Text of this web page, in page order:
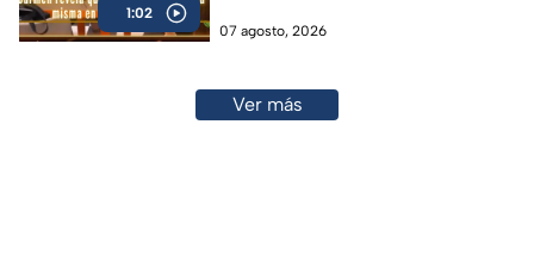
1:02
07 agosto, 2026
Ver más